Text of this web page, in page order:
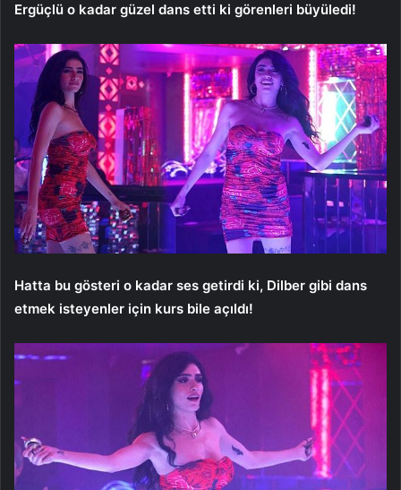
Ergüçlü o kadar güzel dans etti ki görenleri büyüledi!
Hatta bu gösteri o kadar ses getirdi ki, Dilber gibi dans
etmek isteyenler için kurs bile açıldı!